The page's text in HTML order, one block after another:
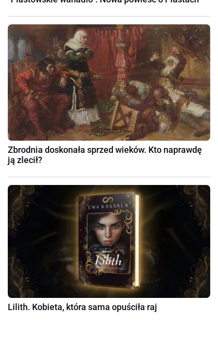
Zbrodnia doskonała sprzed wieków. Kto naprawdę
ją zlecił?
Lilith. Kobieta, która sama opuściła raj